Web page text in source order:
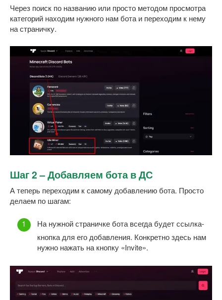
Через поиск по названию или просто методом просмотра
категорий находим нужного нам бота и переходим к нему
на страничку.
Шаг 2 – Добавляем бота в ДС
А теперь переходим к самому добавлению бота. Просто
делаем по шагам:
На нужной страничке бота всегда будет ссылка-
кнопка для его добавления. Конкретно здесь нам
нужно нажать на кнопку «Invite».